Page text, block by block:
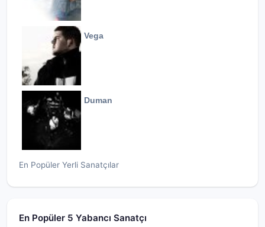
Vega
Duman
En Popüler Yerli Sanatçılar
En Popüler 5 Yabancı Sanatçı